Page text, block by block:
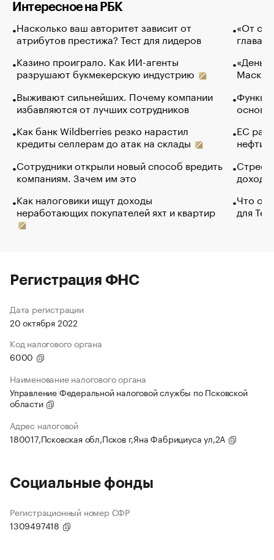
Интересное на РБК
Насколько ваш авторитет зависит от
атрибутов престижа? Тест для лидеров
Казино проиграло. Как ИИ-агенты
разрушают букмекерскую индустрию
Выживают сильнейших. Почему компании
избавляются от лучших сотрудников
Как банк Wildberries резко нарастил
кредиты селлерам до атак на склады
Сотрудники открыли новый способ вредить
компаниям. Зачем им это
Как налоговики ищут доходы
неработающих покупателей яхт и квартир
«От
глава
Маск в
основ
ЕС
нефти
Что
для
Регистрация ФНС
Дата регистрации
20 октября 2022
Код налогового органа
6000
Наименование налогового органа
Управление Федеральной налоговой службы по Псковской
области
Адрес налоговой
180017,Псковская обл,Псков г,Яна Фабрициуса ул,2А
Социальные фонды
Регистрационный номер СФР
1309497418